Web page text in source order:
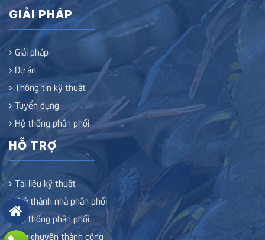
GIẢI PHÁP
Giải pháp
Dự án
Thông tin kỹ thuật
Tuyển dụng
Hệ thống phân phối
HỖ TRỢ
Tài liệu kỹ thuật
Trở thành nhà phân phối
Hệ thống phân phối
Câu chuyện thành công